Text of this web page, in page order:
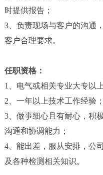
行
业
案
例
系
我
们
时提供报告；
3、负责现场与客户的沟通
客户合理要求。
任职资格：
1、电气或相关专业大专以
2、一年以上技术工作经验；
3、做事细心且有耐心，积
沟通和协调能力；
4、能出差，服从安排，公
及各种检测相关知识。